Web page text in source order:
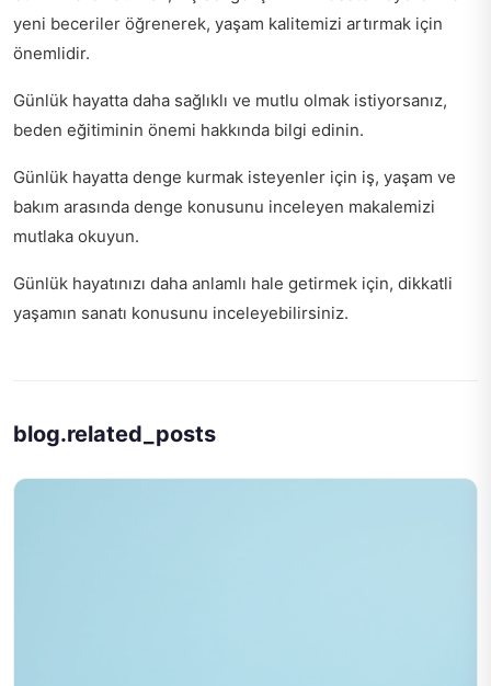
yeni beceriler öğrenerek, yaşam kalitemizi artırmak için
önemlidir.
Günlük hayatta daha sağlıklı ve mutlu olmak istiyorsanız,
beden eğitiminin önemi hakkında bilgi edinin.
Günlük hayatta denge kurmak isteyenler için iş, yaşam ve
bakım arasında denge konusunu inceleyen makalemizi
mutlaka okuyun.
Günlük hayatınızı daha anlamlı hale getirmek için, dikkatli
yaşamın sanatı konusunu inceleyebilirsiniz.
blog.related_posts